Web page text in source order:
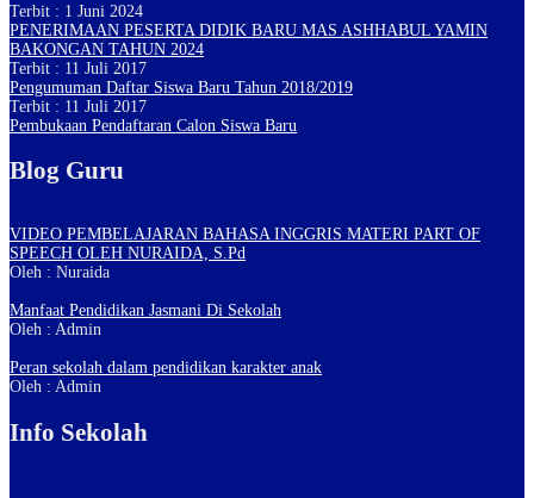
Terbit : 1 Juni 2024
PENERIMAAN PESERTA DIDIK BARU MAS ASHHABUL YAMIN
BAKONGAN TAHUN 2024
Terbit : 11 Juli 2017
Pengumuman Daftar Siswa Baru Tahun 2018/2019
Terbit : 11 Juli 2017
Pembukaan Pendaftaran Calon Siswa Baru
Blog Guru
VIDEO PEMBELAJARAN BAHASA INGGRIS MATERI PART OF
SPEECH OLEH NURAIDA, S.Pd
Oleh : Nuraida
Manfaat Pendidikan Jasmani Di Sekolah
Oleh : Admin
Peran sekolah dalam pendidikan karakter anak
Oleh : Admin
Info Sekolah